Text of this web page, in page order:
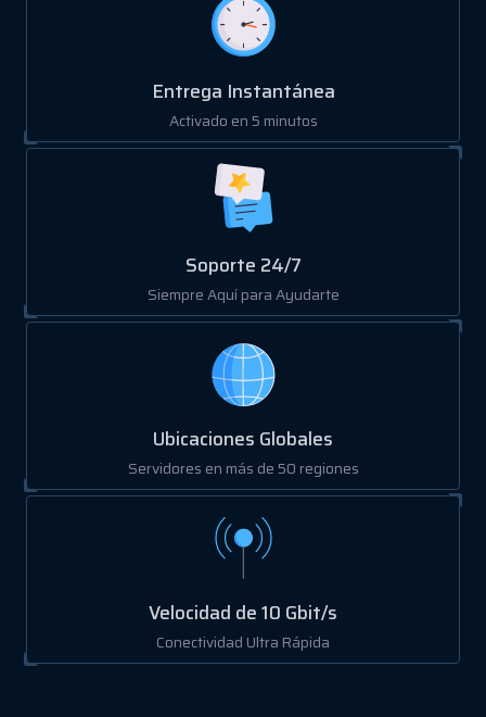
Entrega Instantánea
Activado en 5 minutos
Soporte 24/7
Siempre Aquí para Ayudarte
Ubicaciones Globales
Servidores en más de 50 regiones
Velocidad de 10 Gbit/s
Conectividad Ultra Rápida